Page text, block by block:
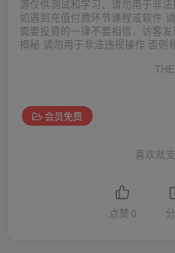
源仅供测试和学习，请勿用于非
如遇到充值付费环节课程或软件
需要投资的一律不要相信，访客
揭秘 请勿用于非法违规操作 否则
会员免费
喜欢就
点赞 0